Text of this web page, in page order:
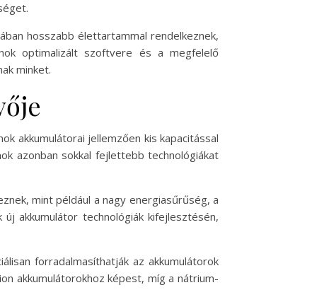
hosszabb élettartammal rendelkeznek,
optimalizált szoftvere és a megfelelő
minket.
akkumulátorai jellemzően kis kapacitással
azonban sokkal fejlettebb technológiákat
mint például a nagy energiasűrűség, a
akkumulátor technológiák kifejlesztésén,
forradalmasíthatják az akkumulátorok
akkumulátorokhoz képest, míg a nátrium-